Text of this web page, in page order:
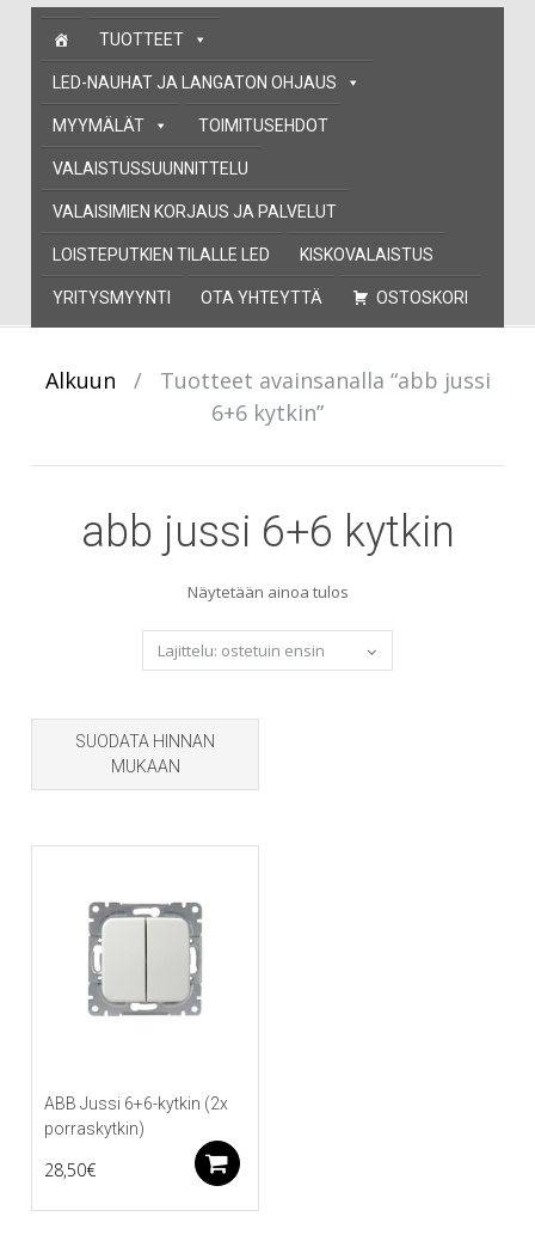
Skip
content
TUOTTEET
LED-NAUHAT JA LANGATON OHJAUS
MYYMÄLÄT TOIMITUSEHDOT
VALAISTUSSUUNNITTELU
VALAISIMIEN KORJAUS JA PALVELUT
LOISTEPUTKIEN TILALLE LED KISKOVALAISTUS
YRITYSMYYNTI OTA YHTEYTTÄ OSTOSKORI
Alkuun /
Tuotteet avainsanalla “abb jussi
6+6 kytkin”
abb jussi 6+6 kytkin
Näytetään ainoa tulos
SUODATA HINNAN
MUKAAN
ABB Jussi 6+6-kytkin (2x
porraskytkin)
28,50€